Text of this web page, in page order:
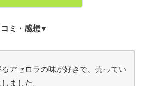
ミ・感想▼
アセロラの味が好きで、売ってい
ました。